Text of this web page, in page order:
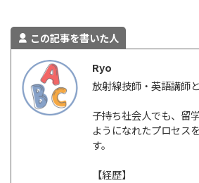
この記事を書いた人
Ryo
放射線技師・英語講師
子持ち社会人でも、留
ようになれたプロセス
す。
【経歴】